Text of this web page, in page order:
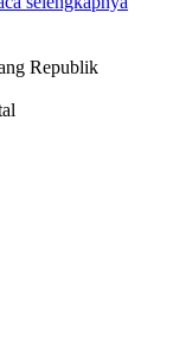
Republik